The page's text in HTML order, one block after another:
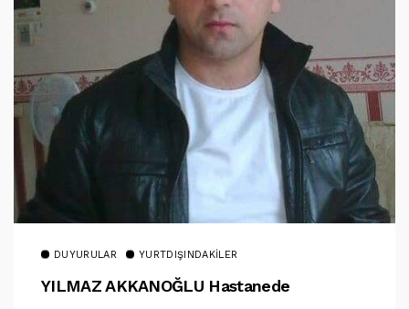
DUYURULAR YURTDIŞINDAKILER
YILMAZ AKKANOĞLU Hastanede